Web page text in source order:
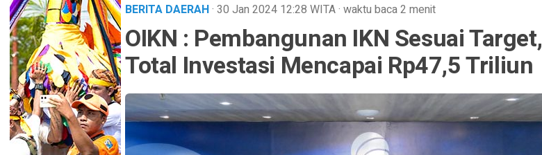
BERITA DAERAH· 30 Jan 2024 12:28 WITA· waktu baca 2 menit
OIKN : Pembangunan IKN Sesuai Target,
Total Investasi Mencapai Rp47,5 Triliun